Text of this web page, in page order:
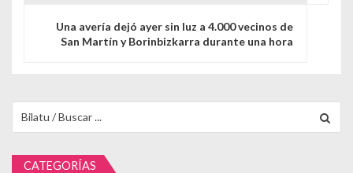
Una avería dejó ayer sin luz a 4.000 vecinos de
San Martín y Borinbizkarra durante una hora
CATEGORÍAS